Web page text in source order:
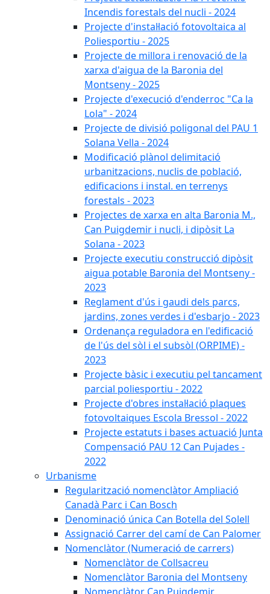
Incendis forestals del nucli - 2024
Projecte d'instal·lació fotovoltaica al
Poliesportiu - 2025
Projecte de millora i renovació de la
xarxa d'aigua de la Baronia del
Montseny - 2025
Projecte d'execució d'enderroc "Ca la
Lola" - 2024
Projecte de divisió poligonal del PAU 1
Solana Vella - 2024
Modificació plànol delimitació
urbanitzacions, nuclis de població,
edificacions i instal. en terrenys
forestals - 2023
Projectes de xarxa en alta Baronia M.,
Can Puigdemir i nucli, i dipòsit La
Solana - 2023
Projecte executiu construcció dipòsit
aigua potable Baronia del Montseny -
2023
Reglament d'ús i gaudi dels parcs,
jardins, zones verdes i d'esbarjo - 2023
Ordenança reguladora en l'edificació
de l'ús del sòl i el subsòl (ORPIME) -
2023
Projecte bàsic i executiu pel tancament
parcial poliesportiu - 2022
Projecte d'obres instal·lació plaques
fotovoltaiques Escola Bressol - 2022
Projecte estatuts i bases actuació Junta
Compensació PAU 12 Can Pujades -
2022
Urbanisme
Regularització nomenclàtor Ampliació
Canadà Parc i Can Bosch
Denominació única Can Botella del Solell
Assignació Carrer del camí de Can Palomer
Nomenclàtor (Numeració de carrers)
Nomenclàtor de Collsacreu
Nomenclàtor Baronia del Montseny